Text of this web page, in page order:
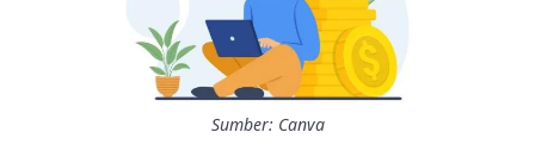
Sumber: Canva